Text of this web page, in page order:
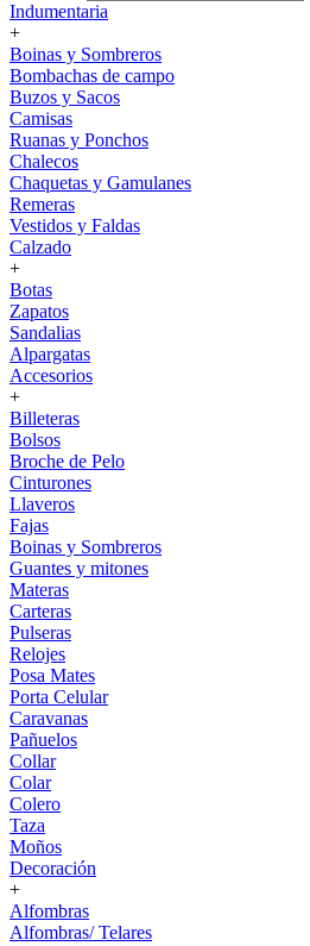
Indumentaria
+
Boinas y Sombreros
Bombachas de campo
Buzos y Sacos
Camisas
Ruanas y Ponchos
Chalecos
Chaquetas y Gamulanes
Remeras
Vestidos y Faldas
Calzado
+
Botas
Zapatos
Sandalias
Alpargatas
Accesorios
+
Billeteras
Bolsos
Broche de Pelo
Cinturones
Llaveros
Fajas
Boinas y Sombreros
Guantes y mitones
Materas
Carteras
Pulseras
Relojes
Posa Mates
Porta Celular
Caravanas
Pañuelos
Collar
Colar
Colero
Taza
Moños
Decoración
+
Alfombras
Alfombras/ Telares